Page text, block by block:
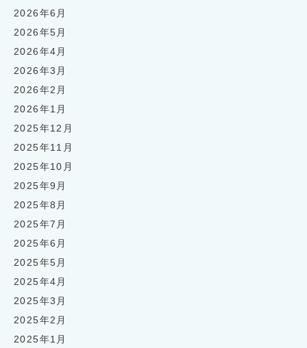
2026年6月
2026年5月
2026年4月
2026年3月
2026年2月
2026年1月
2025年12月
2025年11月
2025年10月
2025年9月
2025年8月
2025年7月
2025年6月
2025年5月
2025年4月
2025年3月
2025年2月
2025年1月